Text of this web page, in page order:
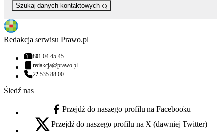
Szukaj danych kontaktowych
Redakcja serwisu Prawo.pl
Numer telefonu:
801 04 45 45
Adres email:
redakcja@prawo.pl
Numer telefonu:
22 535 88 00
Śledź nas
facebook - otwiera się w nowej karcie
Przejdź do naszego profilu na Facebooku
x - otwiera się w nowej karcie
Przejdź do naszego profilu na X (dawniej Twitter)